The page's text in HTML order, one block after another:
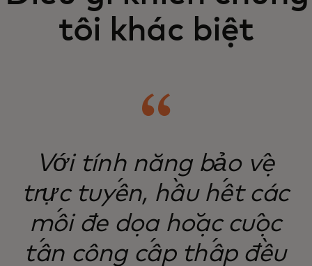
tôi khác biệt
Với tính năng bảo vệ
trực tuyến, hầu hết các
mối đe dọa hoặc cuộc
tấn công cấp thấp đều